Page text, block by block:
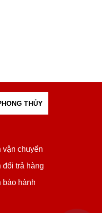
THỦY
vận chuyển
đổi trả hàng
bảo hành